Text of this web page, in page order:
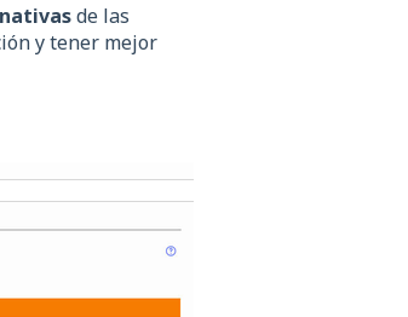
de las
y tener mejor